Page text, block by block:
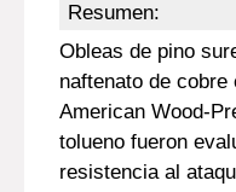
Resumen:
Obleas de pino
naftenato de cobre
American Wood-
tolueno fueron
resistencia al